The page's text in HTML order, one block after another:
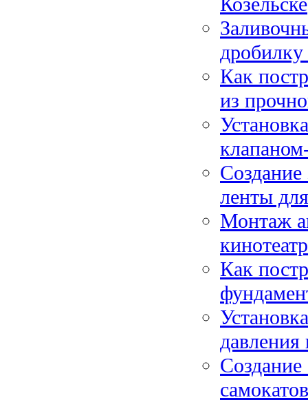
Как
из
Создание
ленты
Монтаж
Как